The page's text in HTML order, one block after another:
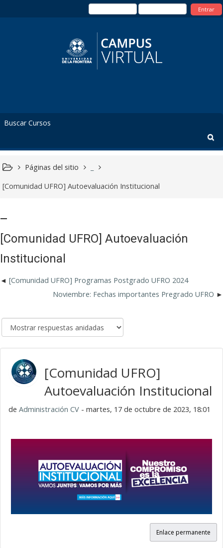
Entrar
Páginas del sitio
[Comunidad UFRO] Autoevaluación Institucional
[Comunidad UFRO] Autoevaluación
Institucional
[Comunidad UFRO] Programas Postgrado UFRO 2024
Noviembre: Fechas importantes Pregrado UFRO
[Comunidad UFRO]
Autoevaluación Institucional
de Administración CV - martes, 17 de octubre de 2023, 18:01
Enlace permanente